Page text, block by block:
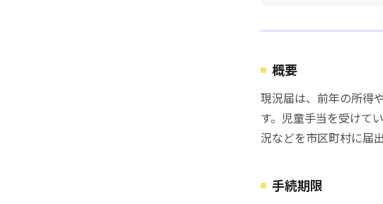
概要
現況届は、前年の所得
す。児童手当を受けて
況などを市区町村に届
手続期限